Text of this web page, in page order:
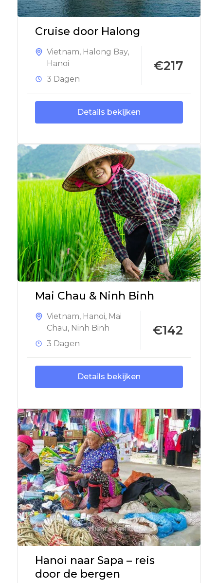
Cruise door Halong
Vietnam, Halong Bay,
Hanoi
3 Dagen
€217
Details bekijken
Mai Chau & Ninh Binh
Vietnam, Hanoi, Mai
Chau, Ninh Binh
3 Dagen
€142
Details bekijken
Hanoi naar Sapa – reis
door de bergen